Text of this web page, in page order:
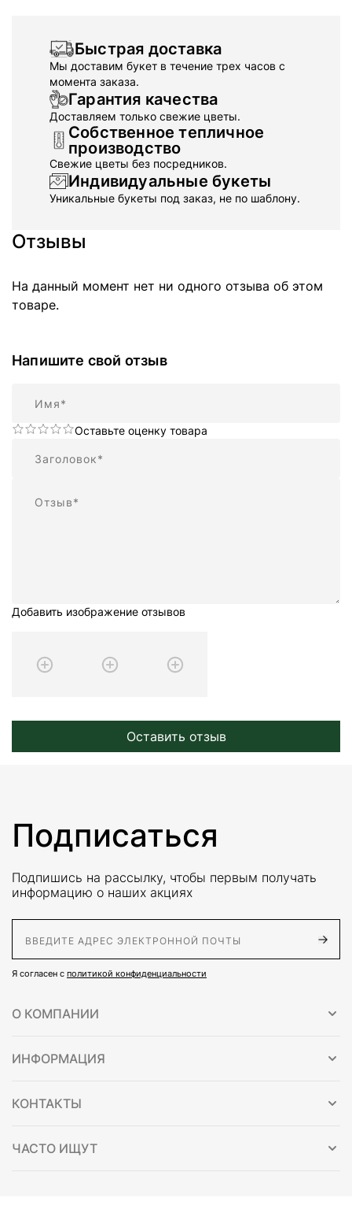
Быстрая доставка
Мы доставим букет в течение трех часов с
момента заказа.
Гарантия качества
Доставляем только свежие цветы.
Собственное тепличное
производство
Свежие цветы без посредников.
Индивидуальные букеты
Уникальные букеты под заказ, не по шаблону.
Отзывы
На данный момент нет ни одного отзыва об этом
товаре.
Напишите свой отзыв
Оставьте оценку товара
Добавить изображение отзывов
Оставить отзыв
Подписаться
Подпишись на рассылку, чтобы первым получать
информацию о наших акциях
Я согласен с политикой конфиденциальности
О КОМПАНИИ
ИНФОРМАЦИЯ
КОНТАКТЫ
ЧАСТО ИЩУТ